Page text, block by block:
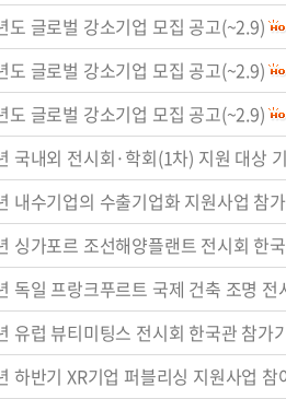
도 글로벌 강소기업 모집 공고(~2.9)
도 글로벌 강소기업 모집 공고(~2.9)
도 글로벌 강소기업 모집 공고(~2.9)
국내외 전시회·학회(1차) 지원 대상
내수기업의 수출기업화 지원사업 참
싱가포르 조선해양플랜트 전시회 한
독일 프랑크푸르트 국제 건축 조명
유럽 뷰티미팅스 전시회 한국관 참가
하반기 XR기업 퍼블리싱 지원사업